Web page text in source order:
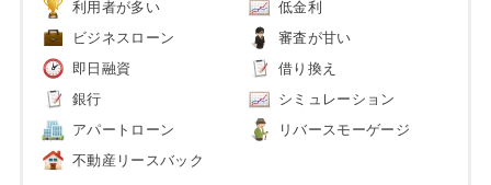
利用者が多い 低金利
ビジネスローン 審査が甘い
即日融資 借り換え
銀行 シミュレーション
アパートローン リバースモーゲージ
不動産リースバック